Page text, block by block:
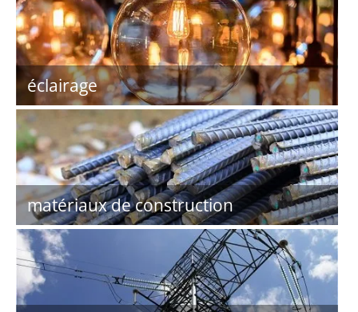
éclairage
matériaux de construction